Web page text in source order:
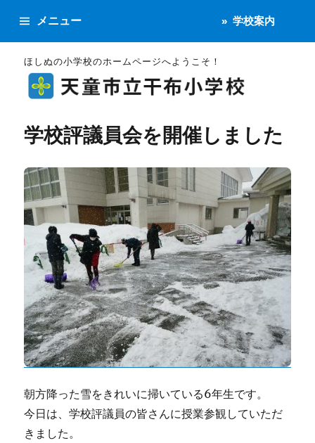
ほしぬの小学校のホームページへようこそ！
メニュー 学校案内
学校評議員会を開催しました
朝方降った雪をきれいに掃いている6年生です。
今日は、学校評議員の皆さんに授業参観していただ
きました。